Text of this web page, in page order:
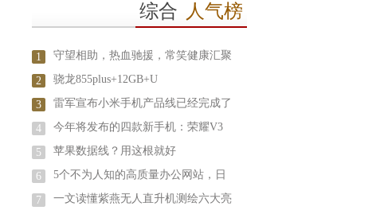
综合 人气榜
1 守望相助，热血驰援，常笑健康汇聚
2 骁龙855plus+12GB+U
3 雷军宣布小米手机产品线已经完成了
4 今年将发布的四款新手机：荣耀V3
5 苹果数据线？用这根就好
6 5个不为人知的高质量办公网站，日
7 一文读懂紫燕无人直升机测绘六大亮